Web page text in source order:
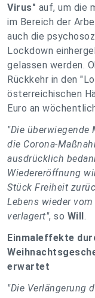
Virus" auf, um die
im Bereich der
auch die
Lockdown
gelassen werden.
Rückkehr in den
österreichischen
Euro an
"Die überwiegende
die Corona-
ausdrücklich
Wiedereröffnung
Stück Freiheit
Lebens wieder
verlagert", so Will.
Einmaleffekte
erwartet
"Die Verlängerung